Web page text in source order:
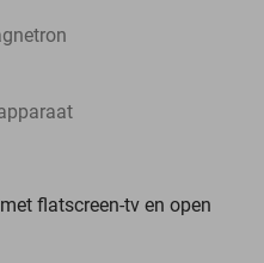
flatscreen-tv en open